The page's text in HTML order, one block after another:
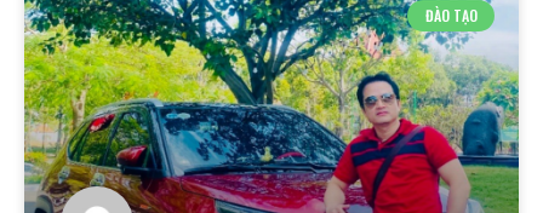
ĐÀO TẠO